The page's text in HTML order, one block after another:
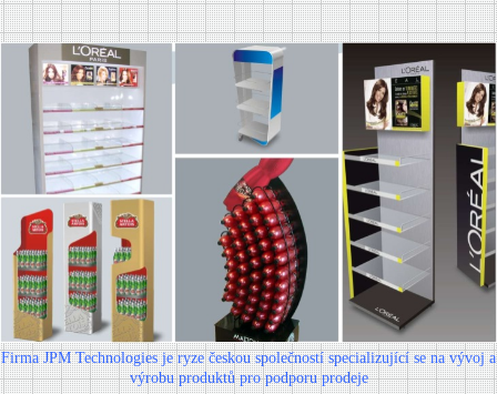
Firma JPM Technologies je ryze českou společností specializující se na vývoj a
výrobu produktů pro podporu prodeje